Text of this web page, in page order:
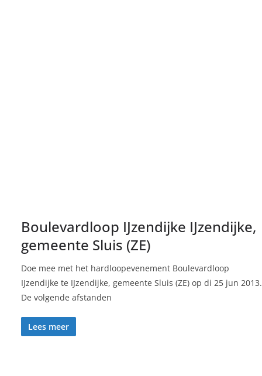
Boulevardloop IJzendijke IJzendijke,
gemeente Sluis (ZE)
Doe mee met het hardloopevenement Boulevardloop
IJzendijke te IJzendijke, gemeente Sluis (ZE) op di 25 jun 2013.
De volgende afstanden
Lees meer